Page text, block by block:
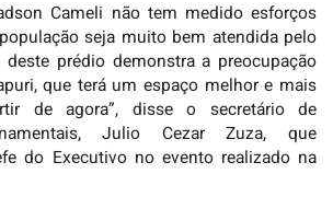
Cameli não tem medido esforços
seja muito bem atendida pelo
deste prédio demonstra a preocupação
que terá um espaço melhor e mais
de agora”, disse o secretário de
Julio Cezar Zuza, que
do Executivo no evento realizado na